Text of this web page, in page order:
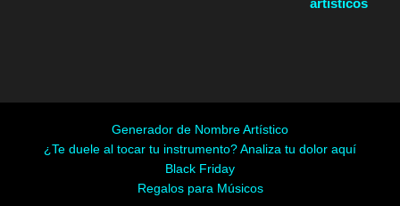
Generador de Nombre Artístico
¿Te duele al tocar tu instrumento? Analiza tu dolor aquí
Black Friday
Regalos para Músicos